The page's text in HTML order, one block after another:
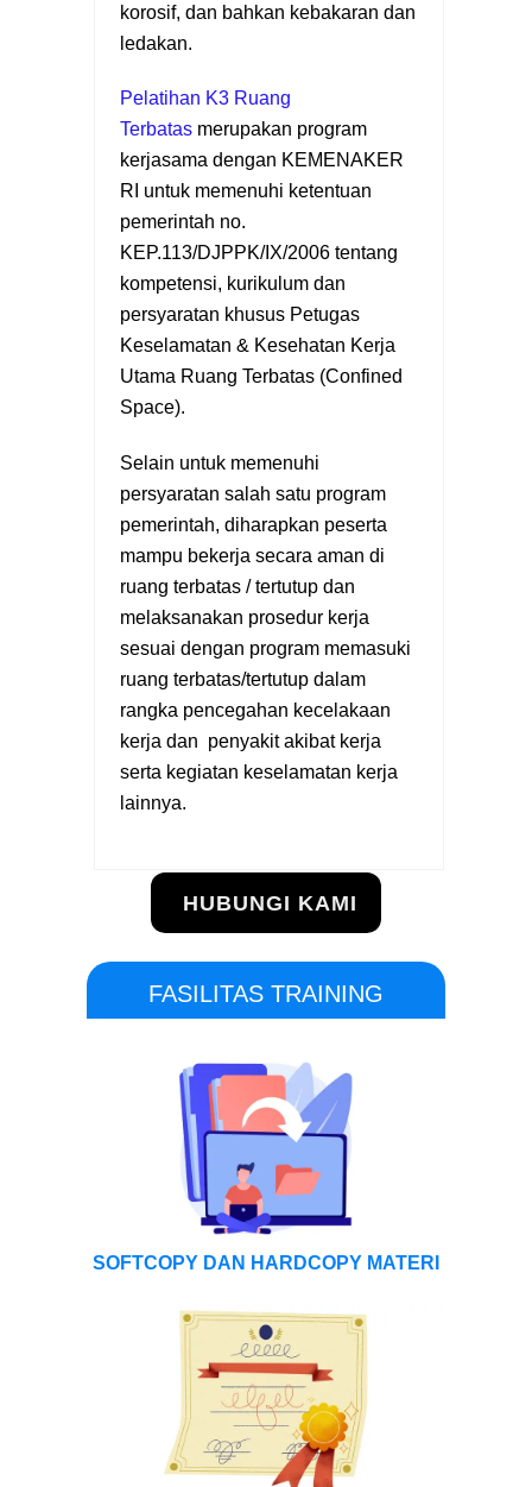
korosif, dan bahkan kebakaran dan
ledakan.
Pelatihan K3 Ruang
Terbatas merupakan program
kerjasama dengan KEMENAKER
RI untuk memenuhi ketentuan
pemerintah no.
KEP.113/DJPPK/IX/2006 tentang
kompetensi, kurikulum dan
persyaratan khusus Petugas
Keselamatan & Kesehatan Kerja
Utama Ruang Terbatas (Confined
Space).
Selain untuk memenuhi
persyaratan salah satu program
pemerintah, diharapkan peserta
mampu bekerja secara aman di
ruang terbatas / tertutup dan
melaksanakan prosedur kerja
sesuai dengan program memasuki
ruang terbatas/tertutup dalam
rangka pencegahan kecelakaan
kerja dan penyakit akibat kerja
serta kegiatan keselamatan kerja
lainnya.
HUBUNGI KAMI
FASILITAS TRAINING
SOFTCOPY DAN HARDCOPY MATERI